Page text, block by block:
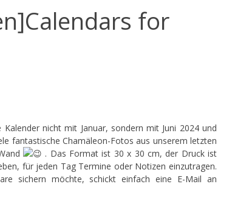
for
nicht mit Januar, sondern mit Juni 2024 und
fantastische Chamäleon-Fotos aus unserem letzten
. Das Format ist 30 x 30 cm, der Druck ist
für jeden Tag Termine oder Notizen einzutragen.
sichern möchte, schickt einfach eine E-Mail an